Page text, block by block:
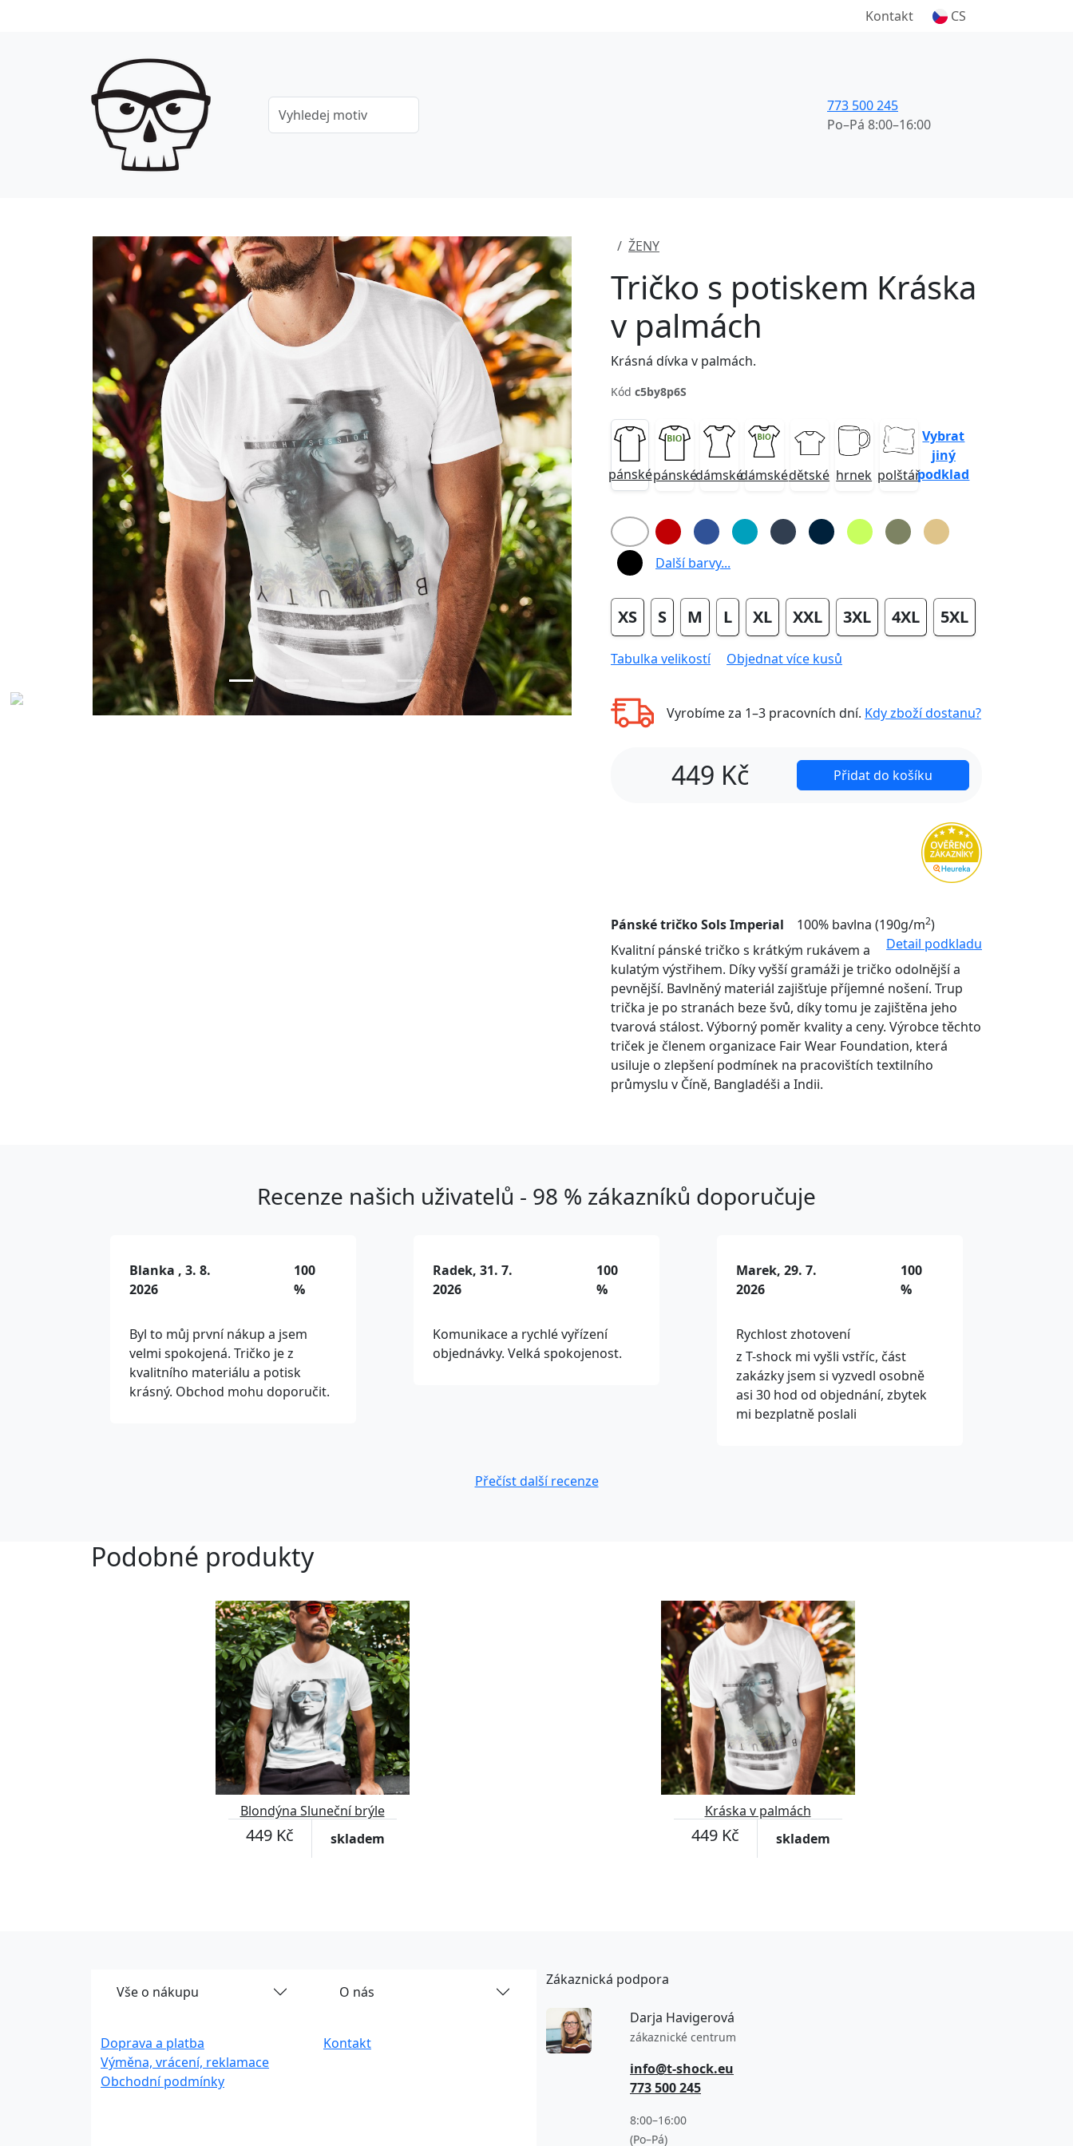
Kontakt CS
773 500 245
Po–Pá 8:00–16:00
Previous Next
ŽENY
Tričko s potiskem Kráska
v palmách
Krásná dívka v palmách.
Kód c5by8p6S
pánsképánskédámskédámskédětské hrnek polštář
Vybrat
jiný
podklad
Další barvy...
XS S M L XL XXL 3XL 4XL 5XL
Tabulka velikostí Objednat více kusů
Vyrobíme za 1–3 pracovních dní. Kdy zboží dostanu?
449 Kč Přidat do košíku
Pánské tričko Sols Imperial 100% bavlna (190g/m2)
Detail podkladu
Kvalitní pánské tričko s krátkým rukávem a
kulatým výstřihem. Díky vyšší gramáži je tričko odolnější a
pevnější. Bavlněný materiál zajišťuje příjemné nošení. Trup
trička je po stranách beze švů, díky tomu je zajištěna jeho
tvarová stálost. Výborný poměr kvality a ceny. Výrobce těchto
triček je členem organizace Fair Wear Foundation, která
usiluje o zlepšení podmínek na pracovištích textilního
průmyslu v Číně, Bangladéši a Indii.
Recenze našich uživatelů - 98 % zákazníků doporučuje
Blanka , 3. 8.
2026
100
%
Byl to můj první nákup a jsem
velmi spokojená. Tričko je z
kvalitního materiálu a potisk
krásný. Obchod mohu doporučit.
Radek, 31. 7.
2026
100
%
Komunikace a rychlé vyřízení
objednávky. Velká spokojenost.
Marek, 29. 7.
2026
100
%
Rychlost zhotovení
z T-shock mi vyšli vstříc, část
zakázky jsem si vyzvedl osobně
asi 30 hod od objednání, zbytek
mi bezplatně poslali
Přečíst další recenze
Podobné produkty
Blondýna Sluneční brýle
449 Kč skladem
Kráska v palmách
449 Kč skladem
Vše o nákupu
Doprava a platba
Výměna, vrácení, reklamace
Obchodní podmínky
O nás
Kontakt
Zákaznická podpora
Darja Havigerová
zákaznické centrum
info@t-shock.eu
773 500 245
8:00–16:00
(Po–Pá)